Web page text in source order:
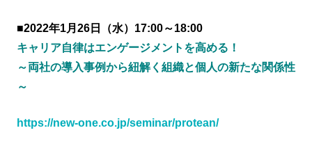
■2022年1月26日（水）17:00～18:00
キャリア自律はエンゲージメントを高める！
～両社の導入事例から紐解く組織と個人の新たな関係性
～
https://new-one.co.jp/seminar/protean/